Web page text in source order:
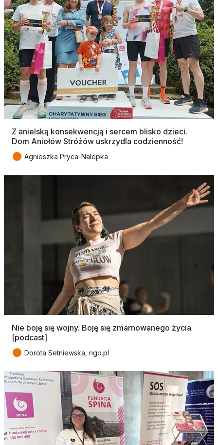
Z anielską konsekwencją i sercem blisko dzieci.
Dom Aniołów Stróżów uskrzydla codzienność!
● Agnieszka Pryca-Nalepka
Nie boję się wojny. Boję się zmarnowanego życia
[podcast]
● Dorota Setniewska, ngo.pl